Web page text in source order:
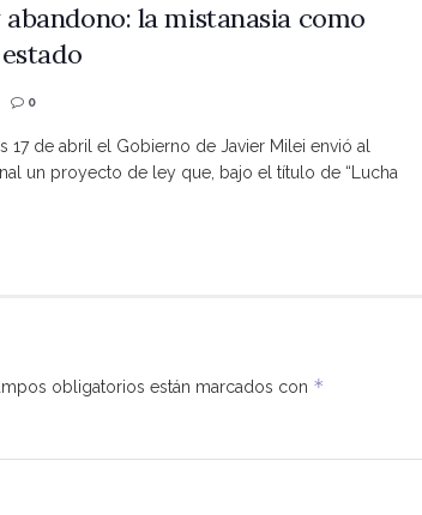
la mistanasia como
0
17 de abril el Gobierno de Javier Milei envió al
un proyecto de ley que, bajo el título de “Lucha
obligatorios están marcados con *